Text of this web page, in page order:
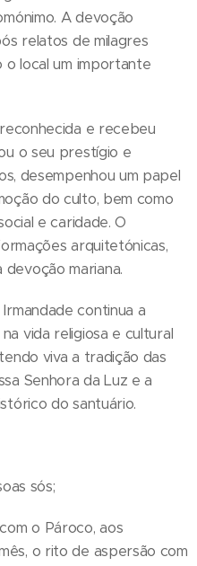
A devoção
relatos de milagres
o local um importante
e recebeu
o seu prestígio e
desempenhou um papel
do culto, bem como
e caridade. O
arquitetónicas,
mariana.
continua a
vida religiosa e cultural
viva a tradição das
Senhora da Luz e a
do santuário.
sós;
o Pároco, aos
o rito de aspersão com